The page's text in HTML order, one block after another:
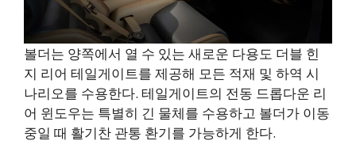
볼더는 양쪽에서 열 수 있는 새로운 다용도 더블 힌
지 리어 테일게이트를 제공해 모든 적재 및 하역 시
나리오를 수용한다. 테일게이트의 전동 드롭다운 리
어 윈도우는 특별히 긴 물체를 수용하고 볼더가 이동
중일 때 활기찬 관통 환기를 가능하게 한다.